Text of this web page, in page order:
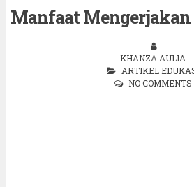
Manfaat Mengerjakan
KHANZA AULIA
ARTIKEL
NO COMMENTS